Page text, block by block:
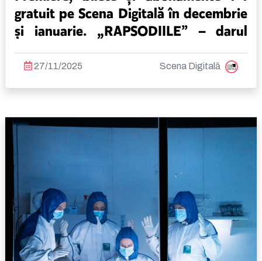
gratuit pe Scena Digitală în decembrie
și ianuarie. „RAPSODIILE” – darul
TNRS de 1 Decembrie
27/11/2025 Scena Digitală